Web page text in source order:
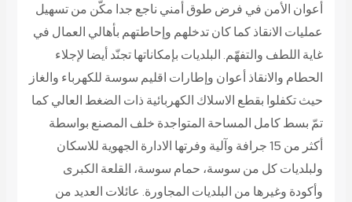
أعوان الأمن في فرض طوق أمني ناجع جدا مكّن من تسهيل
عمليات الانقاذ كما كان تدخلهم وإحاطتهم بأهالي العمال في
غاية اللطف والتفهّم. البلديات بإمكاناتها تجنّد أيضا لإجلاء
الحطام والانقاذ أعوان وإطارات اقليم سوسة للكهرباء والغاز
حيث تكفلوا بقطع الاسلاك الكهربائية ذات الضغط العالي كما
تمّ بسط كامل المساحة المتواجدة خلف المصنع بواسطة
أكثر من 15 جرافة وآلية وفرتها الادارة الجهوية للاسكان
ولبلديات كل من سوسة، حمام سوسة، القلعة الكبرى
وأكودة وغيرها من البلديات المجاورة. عائلات العديد من